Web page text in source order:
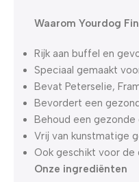
Waarom Yourdog
Rijk aan buffel en
Speciaal gemaakt
Bevat Peterselie,
Bevordert een
Behoud een gezonde
Vrij van kunstmatige
Ook geschikt voor de
Onze ingrediënten